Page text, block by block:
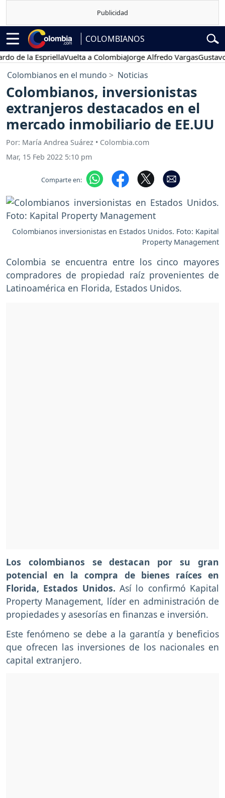
COLOMBIANOS
la EspriellaVuelta a ColombiaJorge Alfredo VargasGustavo
Colombianos en el mundo Noticias
Colombianos, inversionistas
extranjeros destacados en el
mercado inmobiliario de EE.UU
Por: María Andrea Suárez • Colombia.com
Mar, 15 Feb 2022 5:10 pm
Comparte en:
Colombianos inversionistas en Estados Unidos. Foto: Kapital
Property Management
Colombia se encuentra entre los cinco mayores
compradores de propiedad raíz provenientes de
Latinoamérica en Florida, Estados Unidos.
Los colombianos se destacan por su gran
potencial en la compra de bienes raíces en
Florida, Estados Unidos. Así lo confirmó Kapital
Property Management, líder en administración de
propiedades y asesorías en finanzas e inversión.
Este fenómeno se debe a la garantía y beneficios
que ofrecen las inversiones de los nacionales en
capital extranjero.